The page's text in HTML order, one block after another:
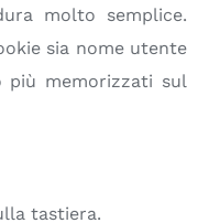
molto semplice.
sia nome utente
più memorizzati sul
tastiera.